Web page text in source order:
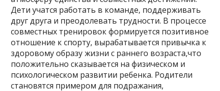
Дети учатся работать в команде, поддерживать
друг друга и преодолевать трудности. В процессе
совместных тренировок формируется позитивное
отношение к спорту, вырабатывается привычка к
здоровому образу жизни с раннего возраста,что
положительно сказывается на физическом и
психологическом развитии ребенка. Родители
становятся примером для подражания,